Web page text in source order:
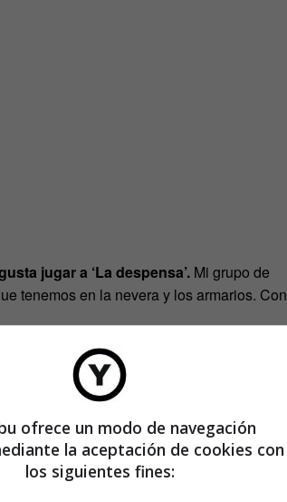
jugar a ‘La despensa’. Mi grupo de
tenemos en la nevera y los armarios. Con
también en Asia, escriben “
Cualquiera que tenga una buena
entusiasmo personal. Por eso los
publicaciones. Hay un relato sobre
ofrece un modo de navegación
la aceptación de cookies con
los siguientes fines: